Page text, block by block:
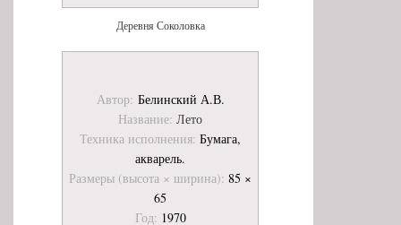
Деревня Соколовка
Автор: Белинский А.В.
Название: Лето
Техника исполнения: Бумага,
акварель.
Размеры (высота × ширина): 85 ×
65
Год: 1970